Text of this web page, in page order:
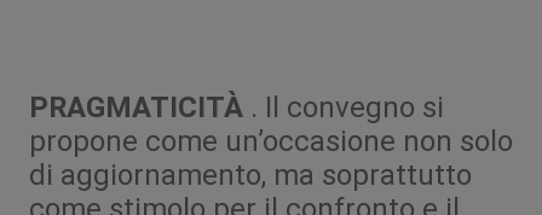
PRAGMATICITÀ. Il convegno si
propone come un’occasione non solo
di aggiornamento, ma soprattutto